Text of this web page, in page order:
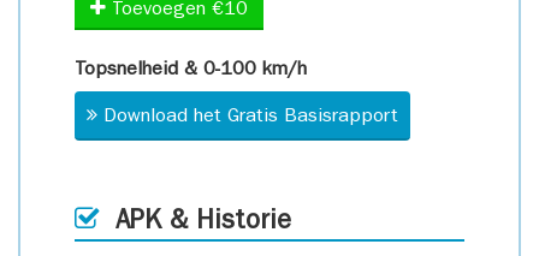
Toevoegen €10
Topsnelheid & 0-100 km/h
Download het Gratis Basisrapport
APK & Historie